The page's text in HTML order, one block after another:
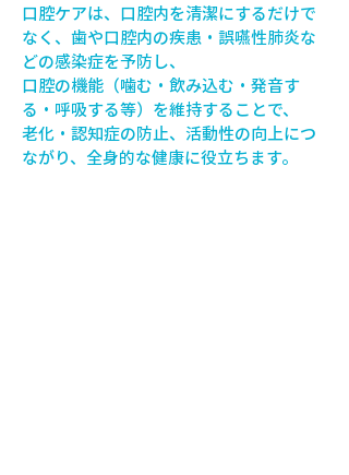
口腔ケアは、口腔内を清潔にするだけで
なく、歯や口腔内の疾患・誤嚥性肺炎な
どの感染症を予防し、
口腔の機能（噛む・飲み込む・発音す
る・呼吸する等）を維持することで、
老化・認知症の防止、活動性の向上につ
ながり、全身的な健康に役立ちます。